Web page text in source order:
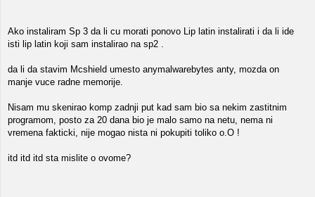
Ako instaliram Sp 3 da li cu morati ponovo Lip latin instalirati i da li ide
isti lip latin koji sam instalirao na sp2 .
da li da stavim Mcshield umesto anymalwarebytes anty, mozda on
manje vuce radne memorije.
Nisam mu skenirao komp zadnji put kad sam bio sa nekim zastitnim
programom, posto za 20 dana bio je malo samo na netu, nema ni
vremena fakticki, nije mogao nista ni pokupiti toliko o.O !
itd itd itd sta mislite o ovome?